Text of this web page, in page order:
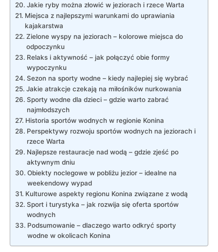
Jakie ryby można złowić w jeziorach i rzece Warta
Miejsca z najlepszymi warunkami do uprawiania
kajakarstwa
Zielone wyspy na jeziorach – kolorowe miejsca do
odpoczynku
Relaks i aktywność – jak połączyć obie formy
wypoczynku
Sezon na sporty wodne – kiedy najlepiej się wybrać
Jakie atrakcje czekają na miłośników nurkowania
Sporty wodne dla dzieci – gdzie warto zabrać
najmłodszych
Historia sportów wodnych w regionie Konina
Perspektywy rozwoju sportów wodnych na jeziorach i
rzece Warta
Najlepsze restauracje nad wodą – gdzie zjeść po
aktywnym dniu
Obiekty noclegowe w pobliżu jezior – idealne na
weekendowy wypad
Kulturowe aspekty regionu Konina związane z wodą
Sport i turystyka – jak rozwija się oferta sportów
wodnych
Podsumowanie – dlaczego warto odkryć sporty
wodne w okolicach Konina